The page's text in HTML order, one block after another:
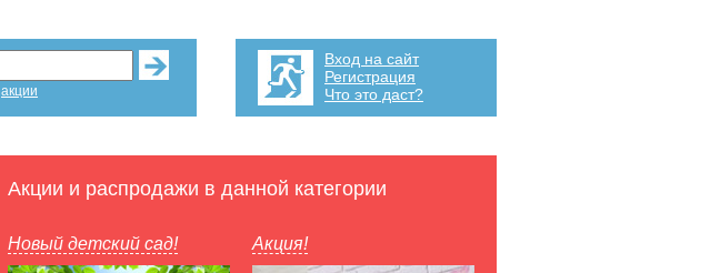
акции
Вход на сайт
Регистрация
Что это даст?
Акции и распродажи в данной категории
Новый детский сад! Акция!